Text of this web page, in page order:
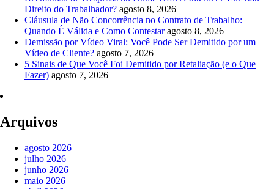
Direito do Trabalhador? agosto 8, 2026
Cláusula de Não Concorrência no Contrato de Trabalho:
Quando É Válida e Como Contestar agosto 8, 2026
Demissão por Vídeo Viral: Você Pode Ser Demitido por um
Vídeo de Cliente? agosto 7, 2026
5 Sinais de Que Você Foi Demitido por Retaliação (e o Que
Fazer) agosto 7, 2026
Arquivos
agosto 2026
julho 2026
junho 2026
maio 2026